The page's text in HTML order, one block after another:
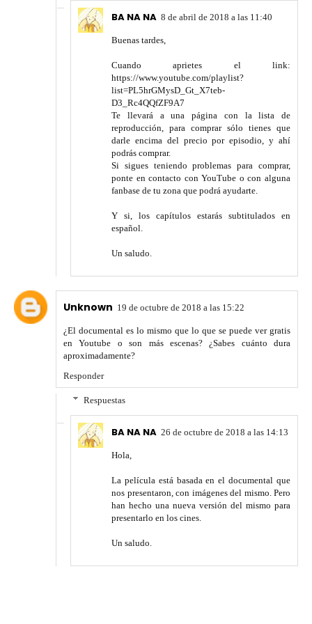
BA NA NA 8 de abril de 2018 a las 11:40
Buenas tardes,
Cuando aprietes el link:
https://www.youtube.com/playlist?
list=PL5hrGMysD_Gt_X7teb-
D3_Rc4QQfZF9A7
Te llevará a una página con la lista de
reproducción, para comprar sólo tienes que
darle encima del precio por episodio, y ahí
podrás comprar.
Si sigues teniendo problemas para comprar,
ponte en contacto con YouTube o con alguna
fanbase de tu zona que podrá ayudarte.
Y si, los capítulos estarás subtitulados en
español.
Un saludo.
Unknown 19 de octubre de 2018 a las 15:22
¿El documental es lo mismo que lo que se puede ver gratis
en Youtube o son más escenas? ¿Sabes cuánto dura
aproximadamente?
Responder
Respuestas
BA NA NA 26 de octubre de 2018 a las 14:13
Hola,
La película está basada en el documental que
nos presentaron, con imágenes del mismo. Pero
han hecho una nueva versión del mismo para
presentarlo en los cines.
Un saludo.